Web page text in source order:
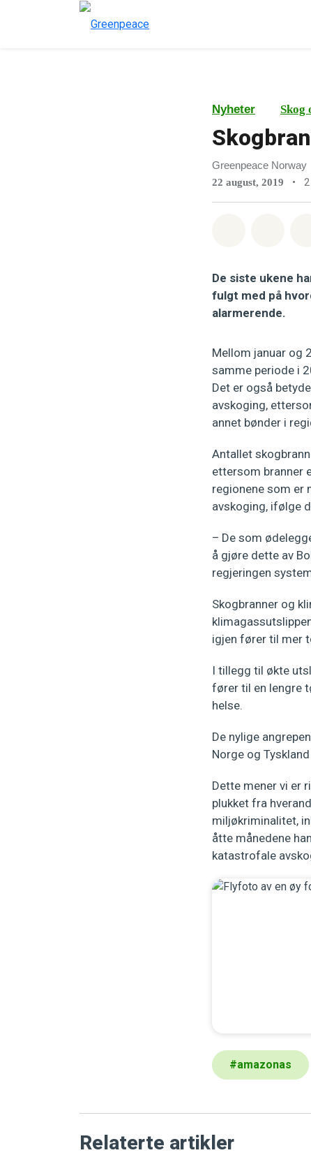
Nyheter Skog
Greenpeace Norway
22 august, 2019 •
De siste ukene
fulgt med på
alarmerende.
Mellom januar og
samme periode i
Det er også
avskoging,
annet bønder i
Antallet
ettersom branner
regionene som er
avskoging, ifølge
– De som
å gjøre dette av
regjeringen
Skogbranner og
igjen fører til mer
I tillegg til økte
fører til en lengre
helse.
De nylige
Norge og
Dette mener vi er
plukket fra
miljøkriminalitet,
åtte månedene
katastrofale
#amazonas
Relaterte artikler